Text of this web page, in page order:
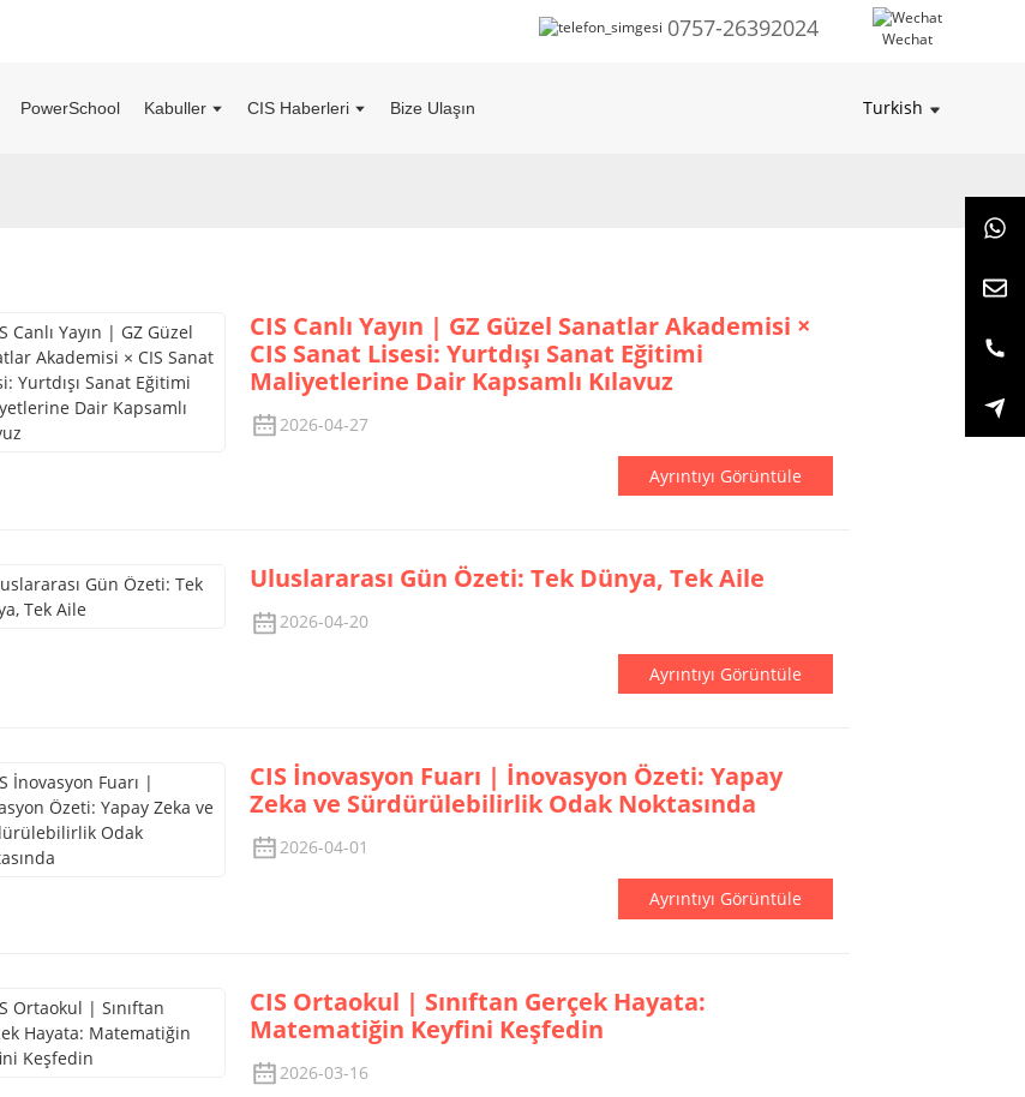
0757-26392024 Wechat
PowerSchool Kabuller CIS Haberleri Bize Ulaşın Turkish
CIS Canlı Yayın | GZ Güzel Sanatlar Akademisi ×
CIS Sanat Lisesi: Yurtdışı Sanat Eğitimi
Maliyetlerine Dair Kapsamlı Kılavuz
2026-04-27
Ayrıntıyı Görüntüle
Uluslararası Gün Özeti: Tek Dünya, Tek Aile
2026-04-20
Ayrıntıyı Görüntüle
CIS İnovasyon Fuarı | İnovasyon Özeti: Yapay
Zeka ve Sürdürülebilirlik Odak Noktasında
2026-04-01
Ayrıntıyı Görüntüle
CIS Ortaokul | Sınıftan Gerçek Hayata:
Matematiğin Keyfini Keşfedin
2026-03-16